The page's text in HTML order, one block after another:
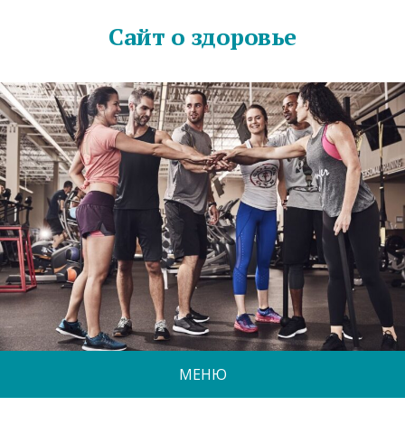
Сайт о здоровье
МЕНЮ